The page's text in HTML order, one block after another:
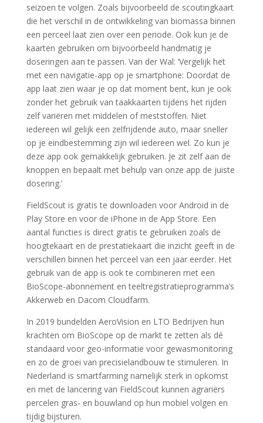
seizoen te volgen. Zoals bijvoorbeeld de scoutingkaart
die het verschil in de ontwikkeling van biomassa binnen
een perceel laat zien over een periode. Ook kun je de
kaarten gebruiken om bijvoorbeeld handmatig je
doseringen aan te passen. Van der Wal: ‘Vergelijk het
met een navigatie-app op je smartphone: Doordat de
app laat zien waar je op dat moment bent, kun je ook
zonder het gebruik van taakkaarten tijdens het rijden
zelf variëren met middelen of meststoffen. Niet
iedereen wil gelijk een zelfrijdende auto, maar sneller
op je eindbestemming zijn wil iedereen wel. Zo kun je
deze app ook gemakkelijk gebruiken. Je zit zelf aan de
knoppen en bepaalt met behulp van onze app de juiste
dosering.’
FieldScout is gratis te downloaden voor Android in de
Play Store en voor de iPhone in de App Store. Een
aantal functies is direct gratis te gebruiken zoals de
hoogtekaart en de prestatiekaart die inzicht geeft in de
verschillen binnen het perceel van een jaar eerder. Het
gebruik van de app is ook te combineren met een
BioScope-abonnement en teeltregistratieprogramma’s
Akkerweb en Dacom Cloudfarm.
In 2019 bundelden AeroVision en LTO Bedrijven hun
krachten om BioScope op de markt te zetten als dé
standaard voor geo-informatie voor gewasmonitoring
en zo de groei van precisielandbouw te stimuleren. In
Nederland is smartfarming namelijk sterk in opkomst
en met de lancering van FieldScout kunnen agrariërs
percelen gras- en bouwland op hun mobiel volgen en
tijdig bijsturen.